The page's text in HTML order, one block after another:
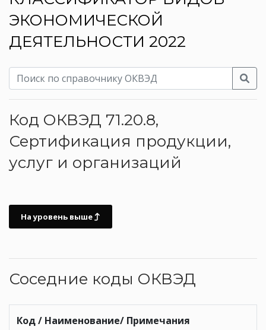
ЭКОНОМИЧЕСКОЙ
ДЕЯТЕЛЬНОСТИ 2022
Код ОКВЭД 71.20.8,
Сертификация продукции,
услуг и организаций
На уровень выше
Соседние коды ОКВЭД
Код / Наименование/ Примечания